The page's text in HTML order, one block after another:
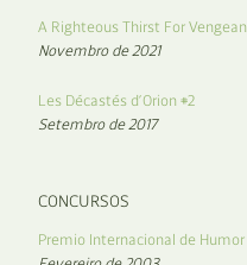
A Righteous Thirst For
Novembro de 2021
Les Décastés d’Orion #2
Setembro de 2017
CONCURSOS
Premio Internacional de Humor